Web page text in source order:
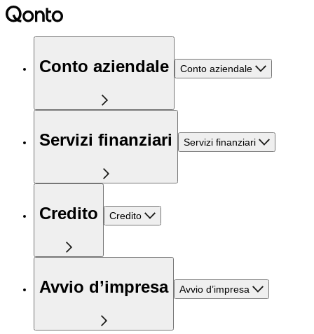
Conto aziendale Conto aziendale
Servizi finanziari Servizi finanziari
Credito Credito
Avvio d’impresa Avvio d’impresa